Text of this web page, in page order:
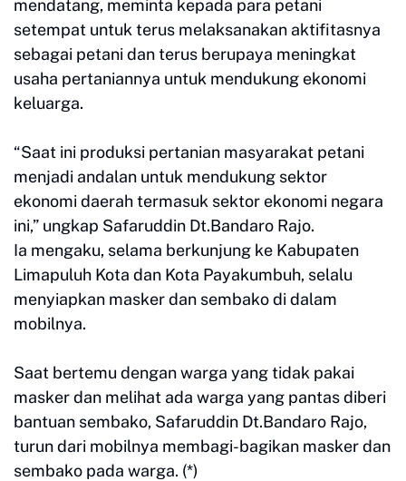
mendatang, meminta kepada para petani
setempat untuk terus melaksanakan aktifitasnya
sebagai petani dan terus berupaya meningkat
usaha pertaniannya untuk mendukung ekonomi
keluarga.
“Saat ini produksi pertanian masyarakat petani
menjadi andalan untuk mendukung sektor
ekonomi daerah termasuk sektor ekonomi negara
ini,” ungkap Safaruddin Dt.Bandaro Rajo.
Ia mengaku, selama berkunjung ke Kabupaten
Limapuluh Kota dan Kota Payakumbuh, selalu
menyiapkan masker dan sembako di dalam
mobilnya.
Saat bertemu dengan warga yang tidak pakai
masker dan melihat ada warga yang pantas diberi
bantuan sembako, Safaruddin Dt.Bandaro Rajo,
turun dari mobilnya membagi-bagikan masker dan
sembako pada warga. (*)